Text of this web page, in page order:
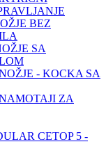
BEZ
SA
- KOCKA SA
ZA
CETOP 5 -